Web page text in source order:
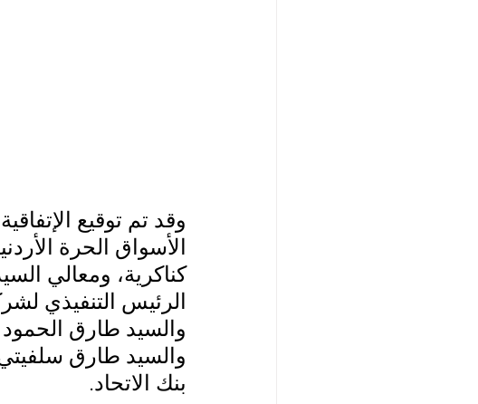
وقد تم توقيع
الأسواق الحرة
كناكرية، ومعالي
الرئيس التنفيذي
والسيد طارق
والسيد طارق
بنك الاتحاد.